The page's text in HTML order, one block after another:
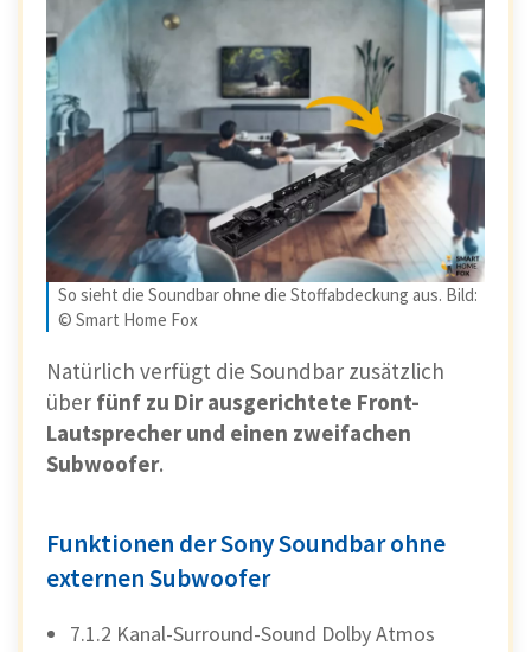
So sieht die Soundbar ohne die Stoffabdeckung aus. Bild:
© Smart Home Fox
Natürlich verfügt die Soundbar zusätzlich
über fünf zu Dir ausgerichtete Front-
Lautsprecher und einen zweifachen
Subwoofer.
Funktionen der Sony Soundbar ohne
externen Subwoofer
7.1.2 Kanal-Surround-Sound Dolby Atmos